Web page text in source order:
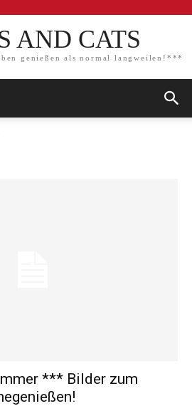
AND CATS
genießen als normal langweilen!***
*** Bilder zum